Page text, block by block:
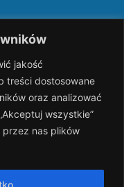
jakość
treści dostosowane
oraz analizować
wszystkie”
nas plików
10